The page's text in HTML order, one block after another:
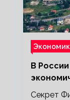
В
Секрет